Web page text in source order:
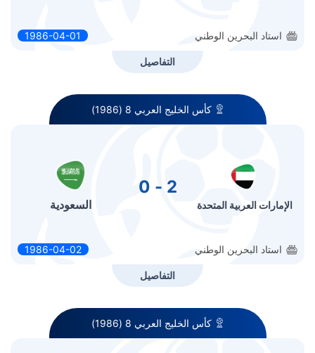
استاد البحرين الوطني 1986-04-01
التفاصيل
كأس الخليج العربي 8 (1986)
الإمارات العربية المتحدة
2 - 0
السعودية
استاد البحرين الوطني 1986-04-02
التفاصيل
كأس الخليج العربي 8 (1986)